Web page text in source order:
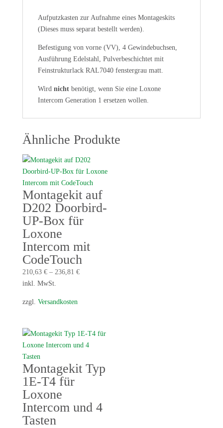
Aufputzkasten zur Aufnahme eines Montageskits
(Dieses muss separat bestellt werden).
Befestigung von vorne (VV), 4 Gewindebuchsen,
Ausführung Edelstahl, Pulverbeschichtet mit
Feinstrukturlack RAL7040 fenstergrau matt.
Wird nichtbenötigt, wenn Sie eine Loxone
Intercom Generation 1 ersetzen wollen.
Ähnliche Produkte
Montagekit auf
D202 Doorbird-
UP-Box für
Loxone
Intercom mit
CodeTouch
210,63 €– 236,81 €
inkl. MwSt.
zzgl. Versandkosten
Montagekit Typ
1E-T4 für
Loxone
Intercom und 4
Tasten